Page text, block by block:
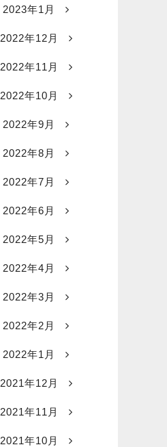
2023年1月
2022年12月
2022年11月
2022年10月
2022年9月
2022年8月
2022年7月
2022年6月
2022年5月
2022年4月
2022年3月
2022年2月
2022年1月
2021年12月
2021年11月
2021年10月